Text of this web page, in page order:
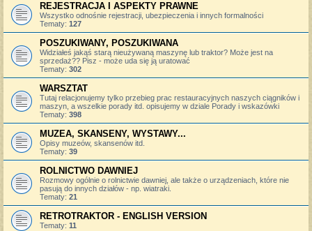
REJESTRACJA I ASPEKTY PRAWNE
Wszystko odnośnie rejestracji, ubezpieczenia i innych formalności
Tematy: 127
POSZUKIWANY, POSZUKIWANA
Widziałeś jakąś starą nieużywaną maszynę lub traktor? Może jest na
sprzedaż?? Pisz - może uda się ją uratować
Tematy: 302
WARSZTAT
Tutaj relacjonujemy tylko przebieg prac restauracyjnych naszych ciągników i
maszyn, a wszelkie porady itd. opisujemy w dziale Porady i wskazówki
Tematy: 398
MUZEA, SKANSENY, WYSTAWY...
Opisy muzeów, skansenów itd.
Tematy: 39
ROLNICTWO DAWNIEJ
Rozmowy ogólnie o rolnictwie dawniej, ale także o urządzeniach, które nie
pasują do innych działów - np. wiatraki.
Tematy: 21
RETROTRAKTOR - ENGLISH VERSION
Tematy: 11